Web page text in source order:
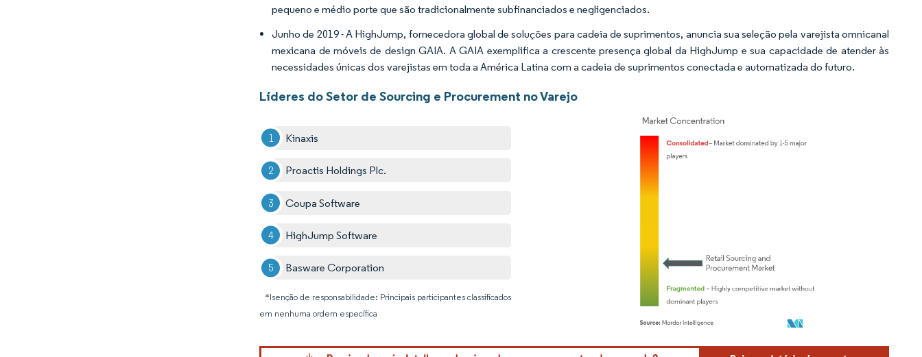
pequeno e médio porte que são tradicionalmente subfinanciados e negligenciados.
Junho de 2019 - A HighJump, fornecedora global de soluções para cadeia de suprimentos, anuncia sua seleção pela varejista omnicanal
mexicana de móveis de design GAIA. A GAIA exemplifica a crescente presença global da HighJump e sua capacidade de atender às
necessidades únicas dos varejistas em toda a América Latina com a cadeia de suprimentos conectada e automatizada do futuro.
Líderes do Setor de Sourcing e Procurement no Varejo
Kinaxis
Proactis Holdings Plc.
Coupa Software
HighJump Software
Basware Corporation
*Isenção de responsabilidade: Principais participantes classificados
em nenhuma ordem específica
Imagem © Mordor Intelligence. O reuso requer atribuição conforme CC BY 4.0.